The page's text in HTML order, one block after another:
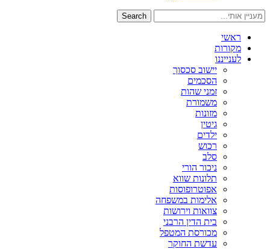
Search
ראשי
מקורות
לענייננו
יישוב סכסוך
הסכמים
זמני שהות
משמורת
מזונות
גיטין
ילדים
רכוש
סלב
ניכור הורי
תלונות שווא
אפוטרופוסות
אלימות במשפחה
צוואות וירושות
בית הדין הרבני
מכורסת המטפל
עדשת החוקר